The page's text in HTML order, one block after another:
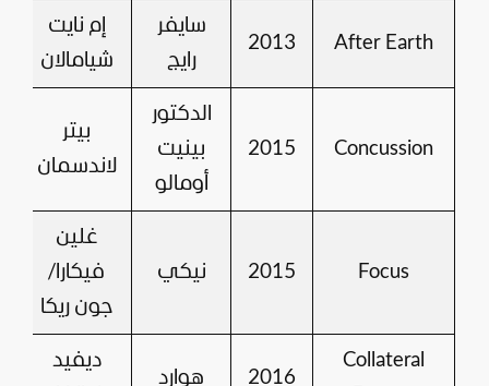
After Earth
2013
سايفر
رايج
إم نايت
شيامالان
Concussion
2015
الدكتور
بينيت
أومالو
بيتر
لاندسمان
Focus
2015 نيكي
غلين
فيكارا/
جون ريكا
Collateral
2016 هوارد
ديفيد